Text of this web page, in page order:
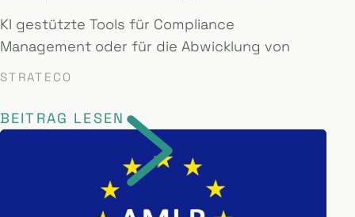
KI gestützte Tools für Compliance
Management oder für die Abwicklung von
STRATECO
BEITRAG LESEN